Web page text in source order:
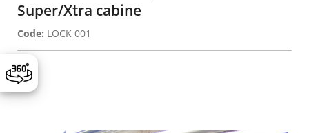
Super/Xtra cabine
Code: LOCK 001